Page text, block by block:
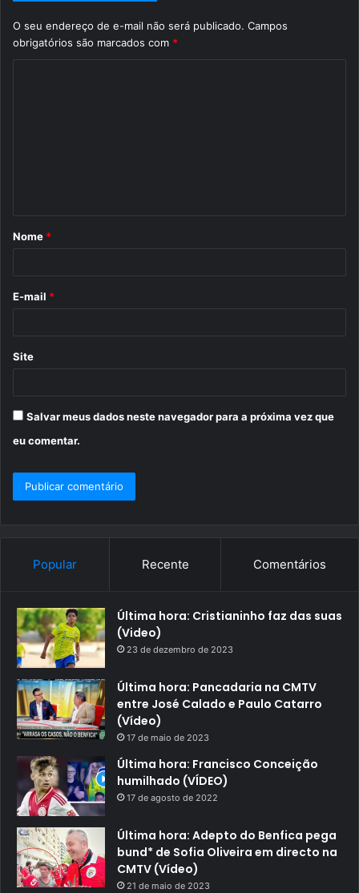
O seu endereço de e-mail não será publicado. Campos
obrigatórios são marcados com *
r
Nome *
E-mail *
Site
Salvar meus dados neste navegador para a próxima vez que
eu comentar.
Popular Recente Comentários
Última hora: Cristianinho faz das suas
(Video)
23 de dezembro de 2023
Última hora: Pancadaria na CMTV
entre José Calado e Paulo Catarro
(Vídeo)
17 de maio de 2023
Última hora: Francisco Conceição
humilhado (VÍDEO)
17 de agosto de 2022
Última hora: Adepto do Benfica pega
bund* de Sofia Oliveira em directo na
CMTV (Vídeo)
21 de maio de 2023